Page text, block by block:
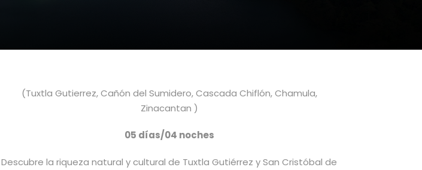
(Tuxtla Gutierrez, Cañón del Sumidero, Cascada Chiflón, Chamula,
Zinacantan )
05 días/04 noches
Descubre la riqueza natural y cultural de Tuxtla Gutiérrez y San Cristóbal de